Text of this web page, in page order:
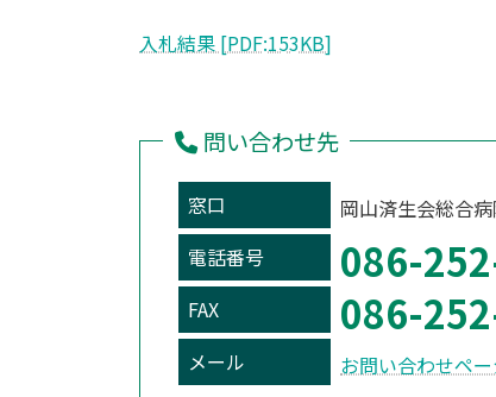
入札結果 [PDF:153KB]
問い合わせ先
窓口
岡山済生会総合
電話番号
086-
FAX
086-
メール
お問い合わせペ